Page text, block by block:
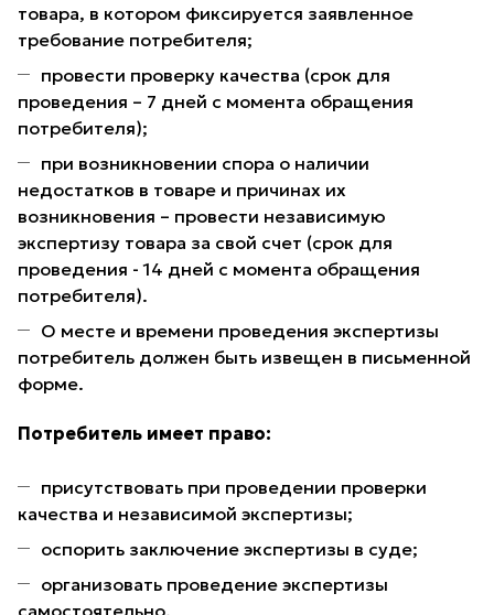
товара, в котором фиксируется заявленное
требование потребителя;
провести проверку качества (срок для
проведения – 7 дней с момента обращения
потребителя);
при возникновении спора о наличии
недостатков в товаре и причинах их
возникновения – провести независимую
экспертизу товара за свой счет (срок для
проведения - 14 дней с момента обращения
потребителя).
О месте и времени проведения экспертизы
потребитель должен быть извещен в письменной
форме.
Потребитель имеет право:
присутствовать при проведении проверки
качества и независимой экспертизы;
оспорить заключение экспертизы в суде;
организовать проведение экспертизы